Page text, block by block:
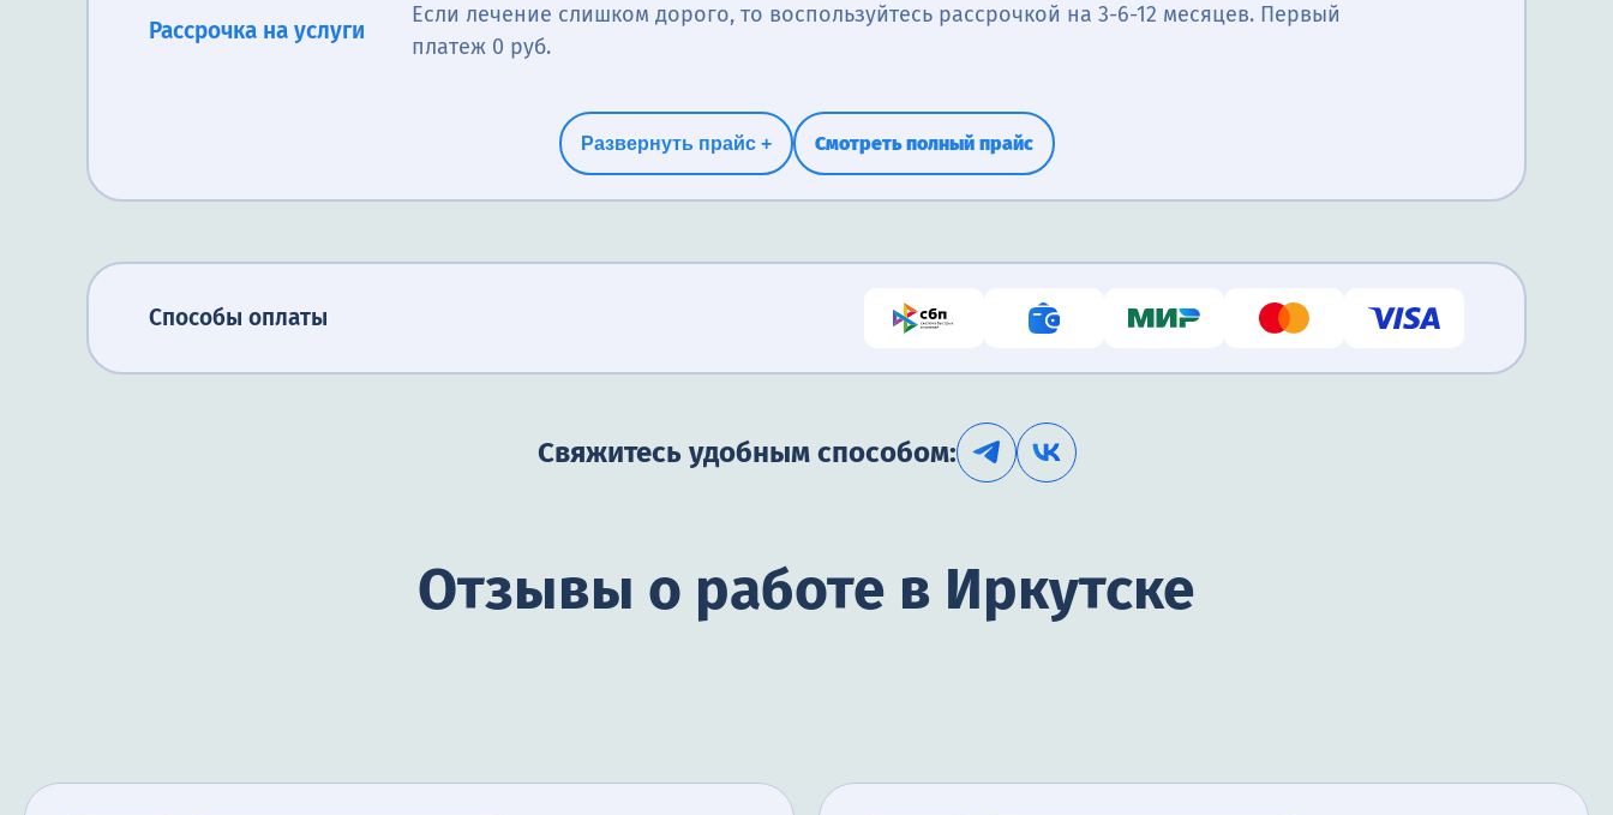
Рассрочка на услуги
Если лечение слишком дорого, то воспользуйтесь рассрочкой на 3-6-12 месяцев. Первый
платеж 0 руб.
Развернуть прайс + Смотреть полный прайс
Способы оплаты
Свяжитесь удобным способом:
Отзывы о работе в Иркутске